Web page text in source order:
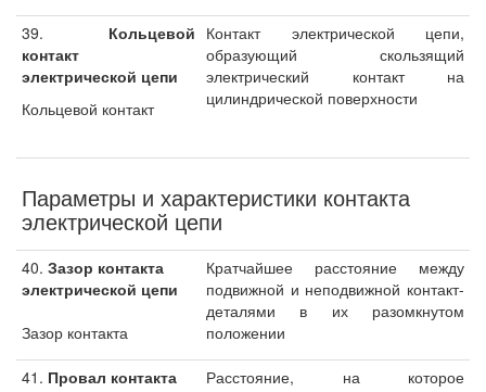
39. Кольцевой
контакт
электрической цепи
Кольцевой контакт
Контакт электрической цепи,
образующий скользящий
электрический контакт на
цилиндрической поверхности
Параметры и характеристики контакта
электрической цепи
40. Зазор контакта
электрической цепи
Зазор контакта
Кратчайшее расстояние между
подвижной и неподвижной контакт-
деталями в их разомкнутом
положении
41. Провал контакта
Расстояние, на которое